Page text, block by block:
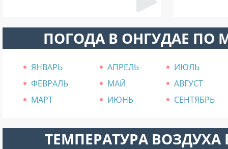
ПОГОДА В ОНГУДАЕ ПО
ЯНВАРЬ АПРЕЛЬ
ИЮЛЬ
ФЕВРАЛЬ
МАЙ
АВГУСТ
МАРТ
ИЮНЬ СЕНТЯБРЬ
ТЕМПЕРАТУРА ВОЗДУХА